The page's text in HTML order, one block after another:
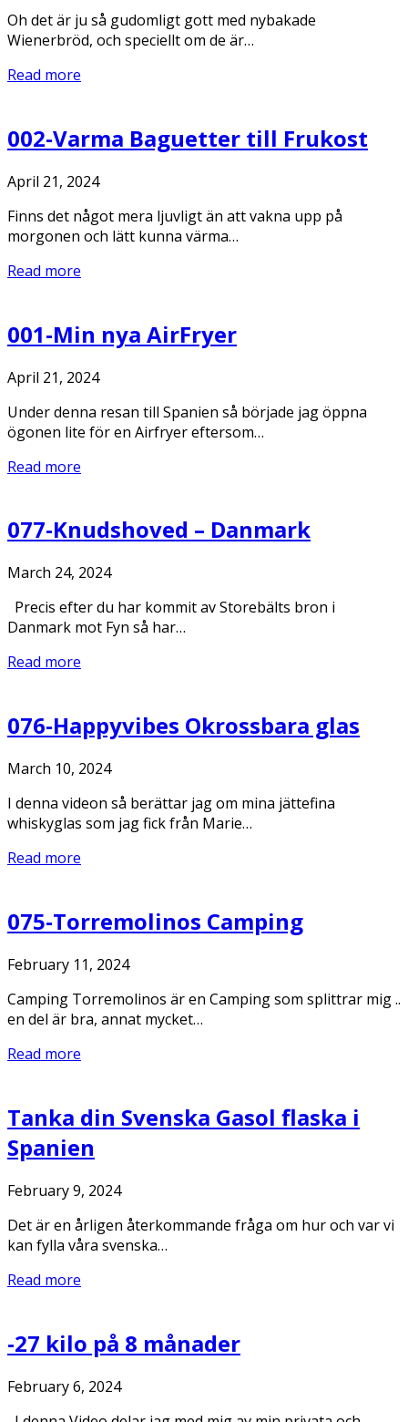
Oh det är ju så gudomligt gott med nybakade
Wienerbröd, och speciellt om de är…
Read more
002-Varma Baguetter till Frukost
April 21, 2024
Finns det något mera ljuvligt än att vakna upp på
morgonen och lätt kunna värma…
Read more
001-Min nya AirFryer
April 21, 2024
Under denna resan till Spanien så började jag öppna
ögonen lite för en Airfryer eftersom…
Read more
077-Knudshoved – Danmark
March 24, 2024
Precis efter du har kommit av Storebälts bron i
Danmark mot Fyn så har…
Read more
076-Happyvibes Okrossbara glas
March 10, 2024
I denna videon så berättar jag om mina jättefina
whiskyglas som jag fick från Marie…
Read more
075-Torremolinos Camping
February 11, 2024
Camping Torremolinos är en Camping som splittrar mig ..
en del är bra, annat mycket…
Read more
Tanka din Svenska Gasol flaska i
Spanien
February 9, 2024
Det är en årligen återkommande fråga om hur och var vi
kan fylla våra svenska…
Read more
-27 kilo på 8 månader
February 6, 2024